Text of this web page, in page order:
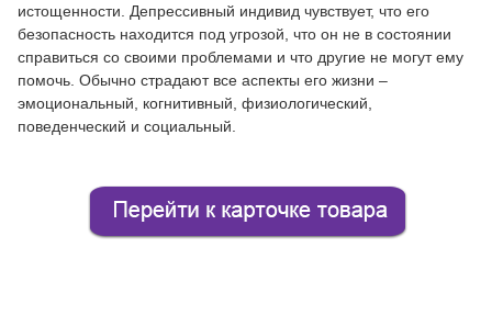
истощенности. Депрессивный индивид чувствует, что его
безопасность находится под угрозой, что он не в состоянии
справиться со своими проблемами и что другие не могут ему
помочь. Обычно страдают все аспекты его жизни –
эмоциональный, когнитивный, физиологический,
поведенческий и социальный.